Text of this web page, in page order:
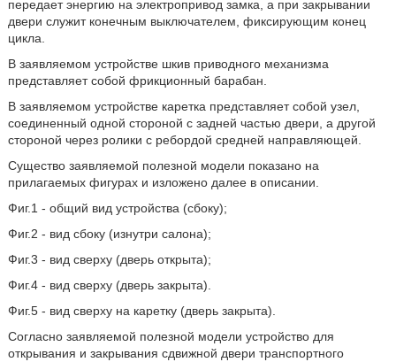
передает энергию на электропривод замка, а при закрывании
двери служит конечным выключателем, фиксирующим конец
цикла.
В заявляемом устройстве шкив приводного механизма
представляет собой фрикционный барабан.
В заявляемом устройстве каретка представляет собой узел,
соединенный одной стороной с задней частью двери, а другой
стороной через ролики с ребордой средней направляющей.
Существо заявляемой полезной модели показано на
прилагаемых фигурах и изложено далее в описании.
Фиг.1 - общий вид устройства (сбоку);
Фиг.2 - вид сбоку (изнутри салона);
Фиг.3 - вид сверху (дверь открыта);
Фиг.4 - вид сверху (дверь закрыта).
Фиг.5 - вид сверху на каретку (дверь закрыта).
Согласно заявляемой полезной модели устройство для
открывания и закрывания сдвижной двери транспортного